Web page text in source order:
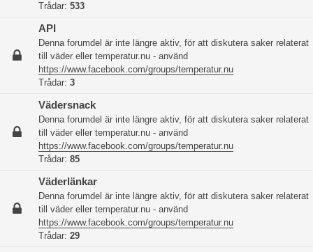
Trådar: 533
API
Denna forumdel är inte längre aktiv, för att diskutera saker relaterat
till väder eller temperatur.nu - använd
https://www.facebook.com/groups/temperatur.nu
Trådar: 3
Vädersnack
Denna forumdel är inte längre aktiv, för att diskutera saker relaterat
till väder eller temperatur.nu - använd
https://www.facebook.com/groups/temperatur.nu
Trådar: 85
Väderlänkar
Denna forumdel är inte längre aktiv, för att diskutera saker relaterat
till väder eller temperatur.nu - använd
https://www.facebook.com/groups/temperatur.nu
Trådar: 29